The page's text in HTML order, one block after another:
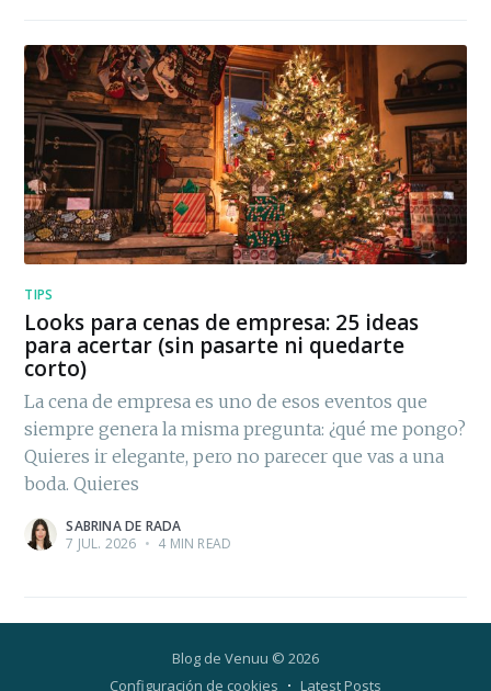
TIPS
Looks para cenas de empresa: 25 ideas
para acertar (sin pasarte ni quedarte
corto)
La cena de empresa es uno de esos eventos que
siempre genera la misma pregunta: ¿qué me pongo?
Quieres ir elegante, pero no parecer que vas a una
boda. Quieres
SABRINA DE RADA
7 JUL. 2026 • 4 MIN READ
Blog de Venuu © 2026
Configuración de cookies
Latest Posts